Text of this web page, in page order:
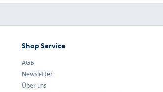
Shop Service
AGB
Newsletter
Über uns